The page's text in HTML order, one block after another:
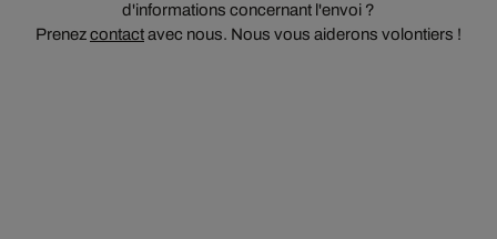
d'informations concernant l'envoi ?
Prenezcontactavec nous. Nous vous aiderons volontiers !